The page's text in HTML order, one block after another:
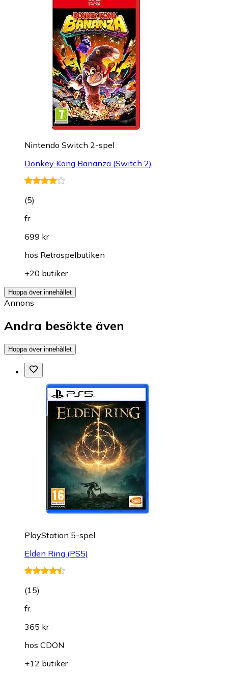
Nintendo Switch 2-spel
Donkey Kong Bananza (Switch 2)
(5)
fr.
699 kr
hos Retrospelbutiken
+20 butiker
Hoppa över innehållet
Annons
Andra besökte även
Hoppa över innehållet
PlayStation 5-spel
Elden Ring (PS5)
(15)
fr.
365 kr
hos CDON
+12 butiker